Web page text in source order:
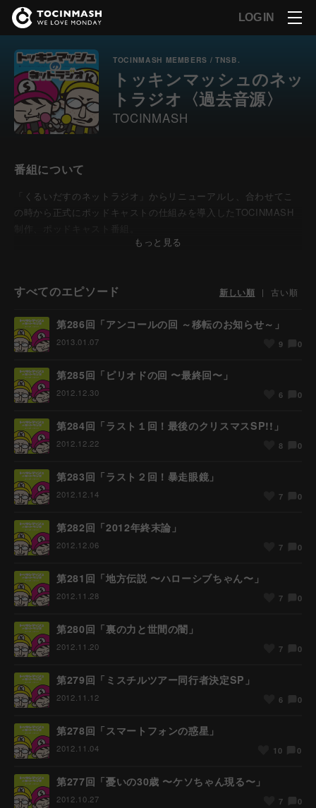
LOG IN
TOCINMASH MEMBERS / TNSB.
トッキンマッシュのネッ
トラジオ〈過去音源〉
TOCINMASH
番組について
「くるいだすのネットラジオ」からリニューアルし、合わせてこ
の時から正式にポッドキャストの仕組みを導入したTOCINMASH
【配信：2009年10月〜2013年1月】
もっと見る
すべてのエピソード 新しい順 | 古い順
第286回「アンコールの回 ～移転のお知らせ～」
2013.01.07 9 0
第285回「ピリオドの回 〜最終回〜」
2012.12.30 6 0
第284回「ラスト１回！最後のクリスマスSP!!」
2012.12.22 8 0
第283回「ラスト２回！暴走眼鏡」
2012.12.14 7 0
第282回「2012年終末論」
2012.12.06 7 0
第281回「地方伝説 〜ハローシブちゃん〜」
2012.11.28 7 0
第280回「裏の力と世間の闇」
2012.11.20 7 0
第279回「ミスチルツアー同行者決定SP」
2012.11.12 6 0
第278回「スマートフォンの惑星」
2012.11.04 10 0
第277回「憂いの30歳 〜ケソちゃん現る〜」
2012.10.27 7 0